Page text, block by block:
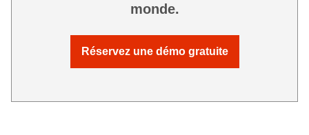
monde.
Réservez une démo gratuite